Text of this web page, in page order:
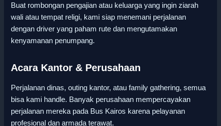
Buat rombongan pengajian atau keluarga yang ingin ziarah
wali atau tempat religi, kami siap menemani perjalanan
dengan driver yang paham rute dan mengutamakan
kenyamanan penumpang.
Acara Kantor & Perusahaan
Perjalanan dinas, outing kantor, atau family gathering, semua
bisa kami handle. Banyak perusahaan mempercayakan
perjalanan mereka pada Bus Kairos karena pelayanan
profesional dan armada terawat.